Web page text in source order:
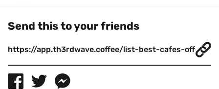
Send this to your friends